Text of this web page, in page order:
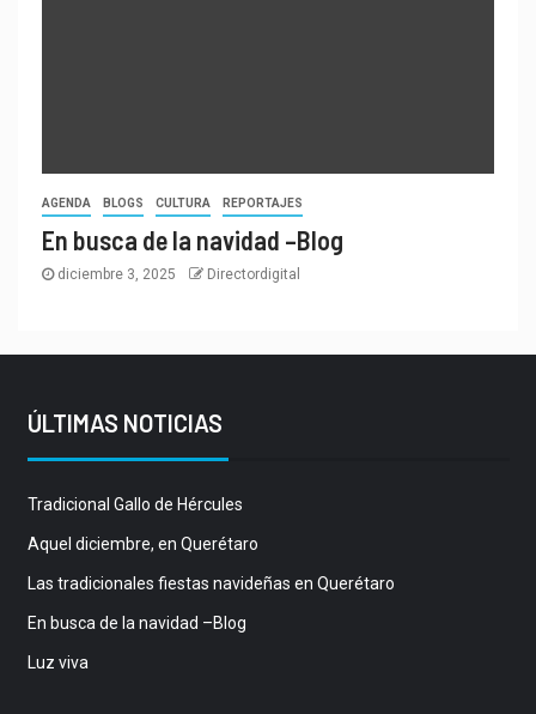
AGENDA BLOGS CULTURA REPORTAJES
En busca de la navidad –Blog
diciembre 3, 2025 Directordigital
ÚLTIMAS NOTICIAS
Tradicional Gallo de Hércules
Aquel diciembre, en Querétaro
Las tradicionales fiestas navideñas en Querétaro
En busca de la navidad –Blog
Luz viva